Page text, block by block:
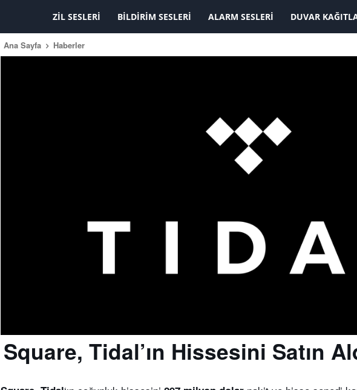
KAYDOLMAK İSTİYORUM
ZIL SESLERI BILDIRIM SESLERI ALARM SESLERI DUVAR
Ana Sayfa Haberler
Square, Tidal’ın Hissesini Satın